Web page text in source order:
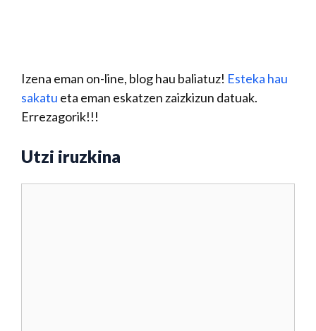
Izena eman on-line, blog hau baliatuz! Esteka hau
sakatu eta eman eskatzen zaizkizun datuak.
Errezagorik!!!
Utzi iruzkina